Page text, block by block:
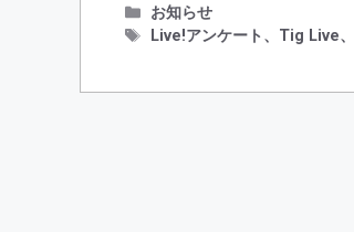
カ
テ
お知らせ
タ
Live!アンケート、 Tig Live